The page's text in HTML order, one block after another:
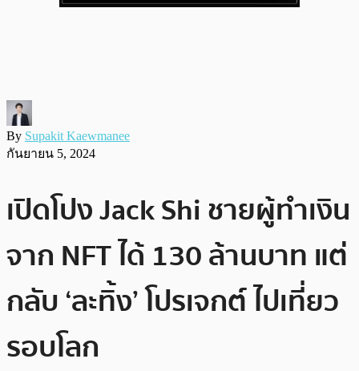
By Supakit Kaewmanee
กันยายน 5, 2024
เปิดโปง Jack Shi ชายผู้ทำเงิน
จาก NFT ได้ 130 ล้านบาท แต่
กลับ ‘ละทิ้ง’ โปรเจกต์ ไปเที่ยว
รอบโลก